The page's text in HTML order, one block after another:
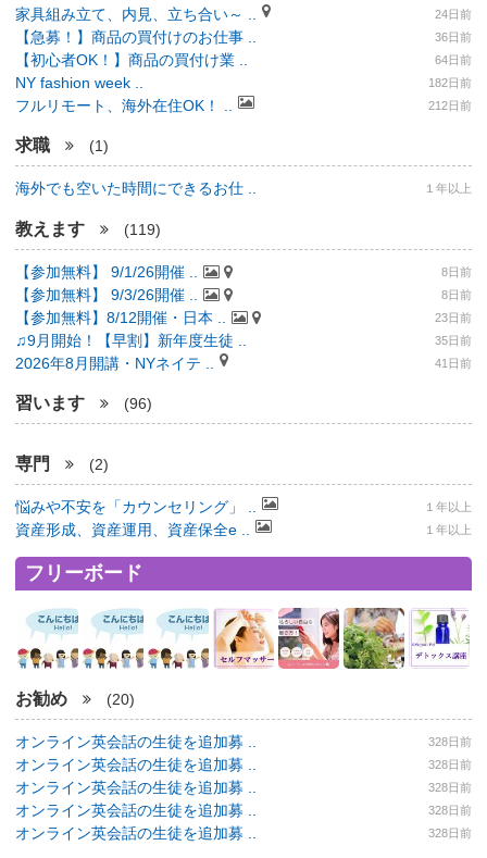
家具組み立て、内見、立ち合い～ .. 24日前
【急募！】商品の買付けのお仕事 .. 36日前
【初心者OK！】商品の買付け業 .. 64日前
NY fashion week .. 182日前
フルリモート、海外在住OK！ .. 212日前
求職 (1)
海外でも空いた時間にできるお仕 .. １年以上
教えます (119)
【参加無料】 9/1/26開催 .. 8日前
【参加無料】 9/3/26開催 .. 8日前
【参加無料】8/12開催・日本 .. 23日前
♫9月開始！【早割】新年度生徒 .. 35日前
2026年8月開講・NYネイテ .. 41日前
習います (96)
専門 (2)
悩みや不安を「カウンセリング」 .. １年以上
資産形成、資産運用、資産保全e .. １年以上
フリーボード
お勧め (20)
オンライン英会話の生徒を追加募 .. 328日前
オンライン英会話の生徒を追加募 .. 328日前
オンライン英会話の生徒を追加募 .. 328日前
オンライン英会話の生徒を追加募 .. 328日前
オンライン英会話の生徒を追加募 .. 328日前